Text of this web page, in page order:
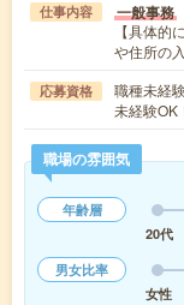
仕事内容 一般事務
【具体
や住所の
応募資格
職種未経
未経験OK
職場の雰囲気
年齢層
20代
男女比率
女性